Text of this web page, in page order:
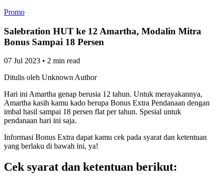
Promo
Salebration HUT ke 12 Amartha, Modalin Mitra
Bonus Sampai 18 Persen
07 Jul 2023 • 2 min read
Ditulis oleh Unknown Author
Hari ini Amartha genap berusia 12 tahun. Untuk merayakannya,
Amartha kasih kamu kado berupa Bonus Extra Pendanaan dengan
imbal hasil sampai 18 persen flat per tahun. Spesial untuk
pendanaan hari ini saja.
Informasi Bonus Extra dapat kamu cek pada syarat dan ketentuan
yang berlaku di bawah ini, ya!
Cek syarat dan ketentuan berikut: